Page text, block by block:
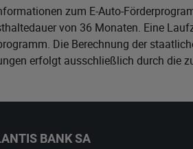
zum E-Auto-
von 36 Monaten. Eine
Die Berechnung der
erfolgt ausschließlich durch die
BANK SA